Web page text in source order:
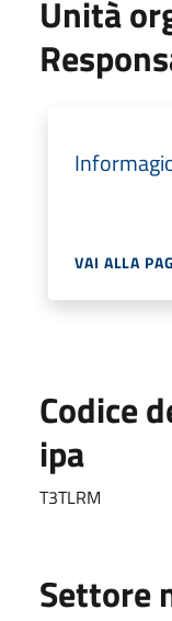
Unità
VAI ALLA
Codice
ipa
T3TLRM
Settore